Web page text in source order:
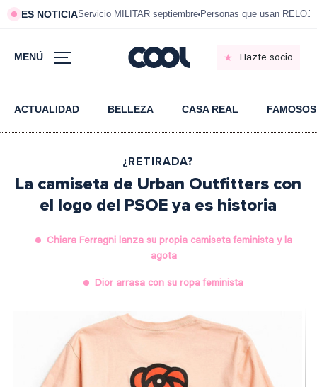
ES NOTICIAServicio MILITAR septiembre Personas que usan RELOJ
MENÚ Hazte socio
ACTUALIDAD BELLEZA CASA REAL FAMOSOS
¿RETIRADA?
La camiseta de Urban Outfitters con
el logo del PSOE ya es historia
Chiara Ferragni lanza su propia camiseta feminista y la
agota
Dior arrasa con su ropa feminista